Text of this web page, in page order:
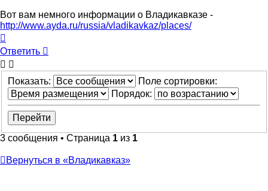
Вот вам немного информации о Владикавказе -
http://www.ayda.ru/russia/vladikavkaz/places/
к
началу
Ответить
Показать:
Поле сортировки:
Порядок:
3 сообщения • Страница 1 из 1
Вернуться в «Владикавказ»